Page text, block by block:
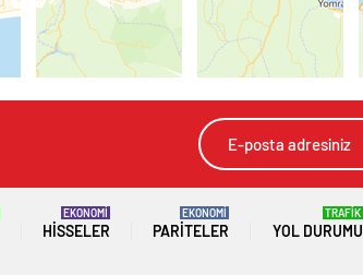
HISSELER
EKONOMİ
PARITELER
EKONOMİ
YOL DURUMU
TRAFİK